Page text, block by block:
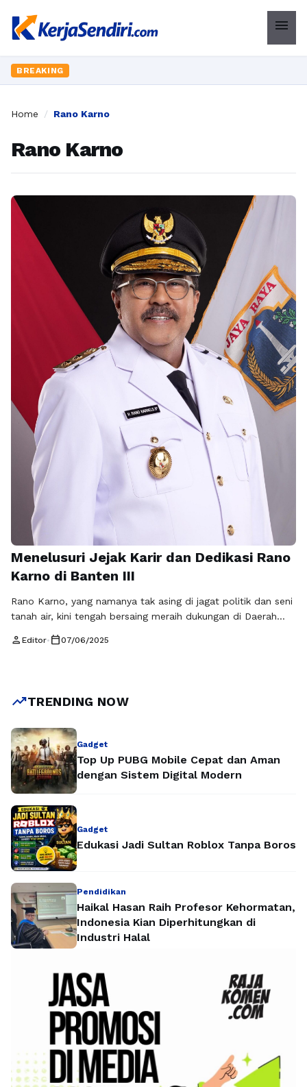
menu
BREAKING
Home / Rano Karno
Rano Karno
Menelusuri Jejak Karir dan Dedikasi Rano
Karno di Banten III
Rano Karno, yang namanya tak asing di jagat politik dan seni
tanah air, kini tengah bersaing meraih dukungan di Daerah
Indonesia Perjuangan (PDI-P). Profil Rano Karno (PDI-P)
person Editor• calendar_today07/06/2025
trending_upTRENDING NOW
Gadget
Top Up PUBG Mobile Cepat dan Aman
dengan Sistem Digital Modern
Gadget
Edukasi Jadi Sultan Roblox Tanpa Boros
Pendidikan
Haikal Hasan Raih Profesor Kehormatan,
Indonesia Kian Diperhitungkan di
Industri Halal